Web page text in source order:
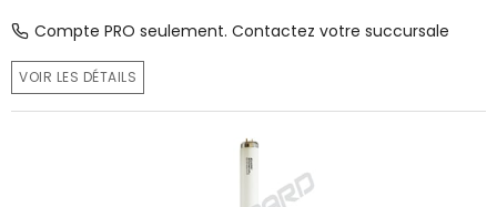
Compte PRO seulement. Contactez votre succursale
VOIR LES DÉTAILS